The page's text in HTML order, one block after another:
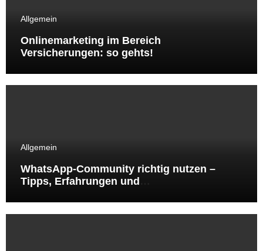
Allgemein
Onlinemarketing im Bereich
Versicherungen: so gehts!
Allgemein
WhatsApp-Community richtig nutzen –
Tipps, Erfahrungen und
Marketing-Praxis